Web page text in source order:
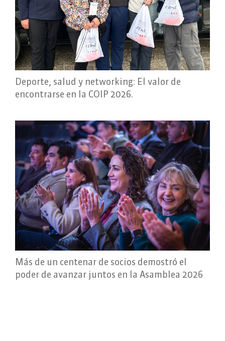
Deporte, salud y networking: El valor de
encontrarse en la COIP 2026.
Más de un centenar de socios demostró el
poder de avanzar juntos en la Asamblea 2026